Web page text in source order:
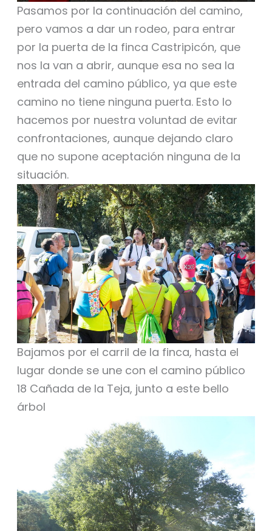
Pasamos por la continuación del camino,
pero vamos a dar un rodeo, para entrar
por la puerta de la finca Castripicón, que
nos la van a abrir, aunque esa no sea la
entrada del camino público, ya que este
camino no tiene ninguna puerta. Esto lo
hacemos por nuestra voluntad de evitar
confrontaciones, aunque dejando claro
que no supone aceptación ninguna de la
situación.
Bajamos por el carril de la finca, hasta el
lugar donde se une con el camino público
18 Cañada de la Teja, junto a este bello
árbol